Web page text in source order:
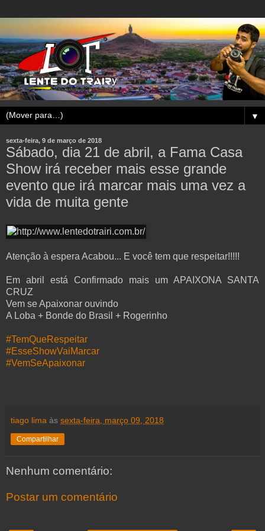
▼
sexta-feira, 9 de março de 2018
Sábado, dia 21 de abril, a Fama Casa
Show irá receber mais esse grande
evento que irá marcar mais uma vez a
vida de muita gente
Atenção à espera Acabou... E você tem que respeitar!!!!!
Em abril está Confirmado mais um APAIXONA SANTA
CRUZ
Vem se Apaixonar ouvindo
A Loba + Bonde do Brasil + Rogerinho
#TemQueRespeitar
#EsseShowVaiMarcar
#VemSeApaixonar
tiago lima às sexta-feira, março 09, 2018
Compartilhar
Nenhum comentário:
Postar um comentário